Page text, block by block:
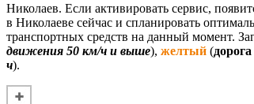
Николаев. Если активировать сервис,
в Николаеве сейчас и спланировать
транспортных средств на данный момент.
движения 50 км/ч и выше), желтый (
ч).